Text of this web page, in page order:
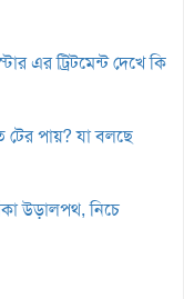
এর ট্রিটমেন্ট দেখে কি
টের পায়? যা বলছে
উড়ালপথ, নিচে